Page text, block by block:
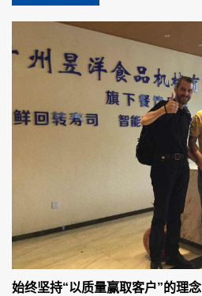
始终坚持“以质量赢取客户”的理念